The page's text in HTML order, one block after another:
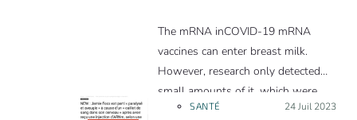
contamination
par de l’ADN
résiduel de ces
vaccins; ;
l'ADN résiduel
The mRNA inCOVID-19 mRNA
vaccines can enter breast milk.
However, research only detected
small amounts of it, which were
mostly degraded and non-
SANTÉ Posté le :
24 Juil 2023